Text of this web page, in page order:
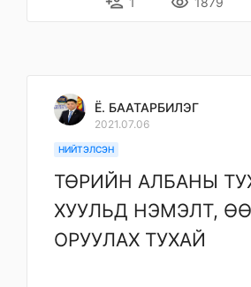
Ё. БААТАРБИЛЭГ
2021.07.06
НИЙТЭЛСЭН
ТӨРИЙН АЛБАНЫ
ХУУЛЬД НЭМЭЛТ,
ОРУУЛАХ ТУХАЙ